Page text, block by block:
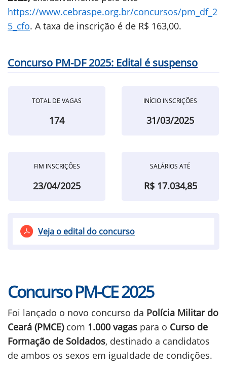
https://www.cebraspe.org.br/concursos/pm_df_2
5_cfo. A taxa de inscrição é de R$ 163,00.
Concurso PM-DF 2025: Edital é suspenso
TOTAL DE VAGAS
174
INÍCIO INSCRIÇÕES
31/03/2025
FIM INSCRIÇÕES
23/04/2025
SALÁRIOS ATÉ
R$ 17.034,85
Veja o edital do concurso
Concurso PM-CE 2025
Foi lançado o novo concurso da Polícia Militar do
Ceará (PMCE) com 1.000 vagas para o Curso de
Formação de Soldados, destinado a candidatos
de ambos os sexos em igualdade de condições.